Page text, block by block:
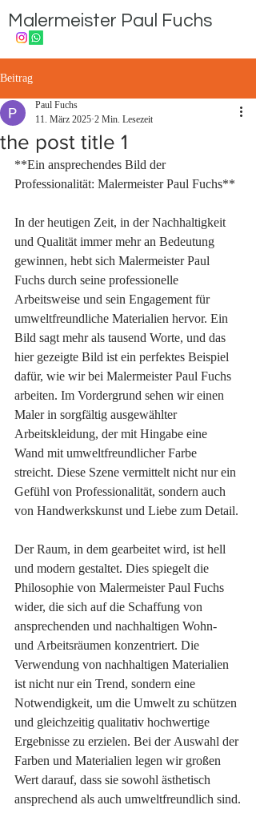
Malermeister Paul Fuchs
Beitrag
the post title 1
Paul Fuchs
11. März 20252 Min. Lesezeit
**Ein ansprechendes Bild der
Professionalität: Malermeister Paul Fuchs**
In der heutigen Zeit, in der Nachhaltigkeit
und Qualität immer mehr an Bedeutung
gewinnen, hebt sich Malermeister Paul
Fuchs durch seine professionelle
Arbeitsweise und sein Engagement für
umweltfreundliche Materialien hervor. Ein
Bild sagt mehr als tausend Worte, und das
hier gezeigte Bild ist ein perfektes Beispiel
dafür, wie wir bei Malermeister Paul Fuchs
arbeiten. Im Vordergrund sehen wir einen
Maler in sorgfältig ausgewählter
Arbeitskleidung, der mit Hingabe eine
Wand mit umweltfreundlicher Farbe
streicht. Diese Szene vermittelt nicht nur ein
Gefühl von Professionalität, sondern auch
von Handwerkskunst und Liebe zum Detail.
Der Raum, in dem gearbeitet wird, ist hell
und modern gestaltet. Dies spiegelt die
Philosophie von Malermeister Paul Fuchs
wider, die sich auf die Schaffung von
ansprechenden und nachhaltigen Wohn-
und Arbeitsräumen konzentriert. Die
Verwendung von nachhaltigen Materialien
ist nicht nur ein Trend, sondern eine
Notwendigkeit, um die Umwelt zu schützen
und gleichzeitig qualitativ hochwertige
Ergebnisse zu erzielen. Bei der Auswahl der
Farben und Materialien legen wir großen
Wert darauf, dass sie sowohl ästhetisch
ansprechend als auch umweltfreundlich sind.